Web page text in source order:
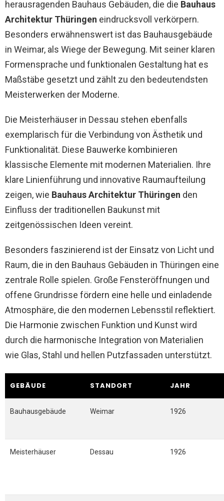
herausragenden Bauhaus Gebäuden, die die Bauhaus
Architektur Thüringen eindrucksvoll verkörpern.
Besonders erwähnenswert ist das Bauhausgebäude
in Weimar, als Wiege der Bewegung. Mit seiner klaren
Formensprache und funktionalen Gestaltung hat es
Maßstäbe gesetzt und zählt zu den bedeutendsten
Meisterwerken der Moderne.
Die Meisterhäuser in Dessau stehen ebenfalls
exemplarisch für die Verbindung von Ästhetik und
Funktionalität. Diese Bauwerke kombinieren
klassische Elemente mit modernen Materialien. Ihre
klare Linienführung und innovative Raumaufteilung
zeigen, wie Bauhaus Architektur Thüringen den
Einfluss der traditionellen Baukunst mit
zeitgenössischen Ideen vereint.
Besonders faszinierend ist der Einsatz von Licht und
Raum, die in den Bauhaus Gebäuden in Thüringen eine
zentrale Rolle spielen. Große Fensteröffnungen und
offene Grundrisse fördern eine helle und einladende
Atmosphäre, die den modernen Lebensstil reflektiert.
Die Harmonie zwischen Funktion und Kunst wird
durch die harmonische Integration von Materialien
wie Glas, Stahl und hellen Putzfassaden unterstützt.
GEBÄUDE STANDORT JAHR
Bauhausgebäude Weimar 1926
Meisterhäuser Dessau 1926